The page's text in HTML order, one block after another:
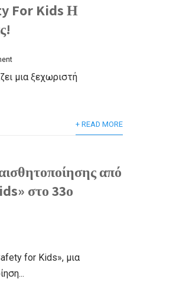
For Kids Η
μια ξεχωριστή
+ READ MORE
από
στο 33ο
for Kids», μια